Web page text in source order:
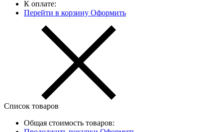
К оплате:
Перейти в корзину Оформить
Список товаров
Общая стоимость товаров: